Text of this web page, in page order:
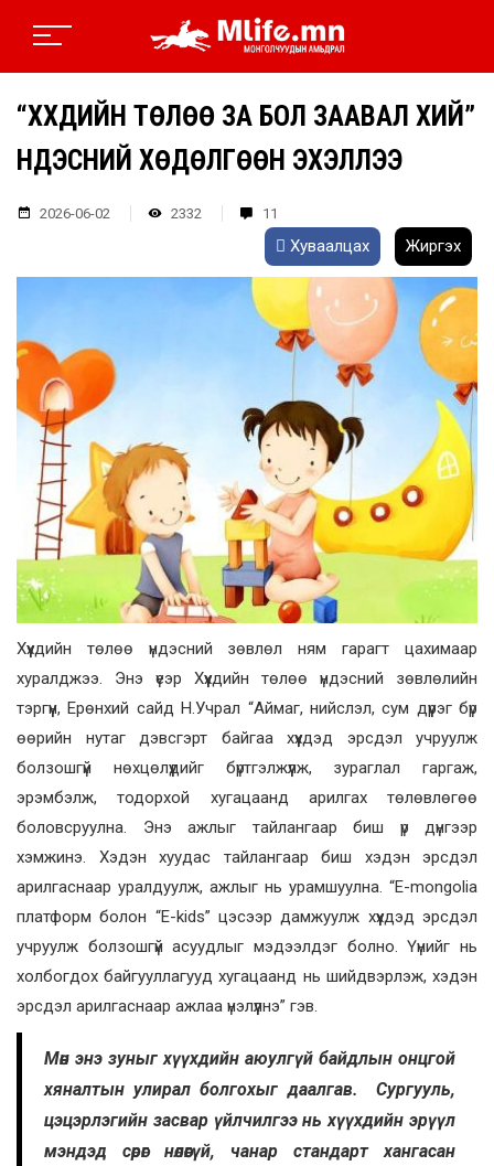
“ХҮҮХДИЙН ТӨЛӨӨ ЗА БОЛ ЗААВАЛ ХИЙ”
ҮНДЭСНИЙ ХӨДӨЛГӨӨН ЭХЭЛЛЭЭ
2026-06-02 2332 11
Хуваалцах Жиргэх
Хүүхдийн төлөө үндэсний зөвлөл ням гарагт цахимаар
хуралджээ. Энэ үеэр Хүүхдийн төлөө үндэсний зөвлөлийн
тэргүүн, Ерөнхий сайд Н.Учрал “Аймаг, нийслэл, сум дүүрэг бүр
өөрийн нутаг дэвсгэрт байгаа хүүхдэд эрсдэл учруулж
болзошгүй нөхцөлүүдийг бүртгэлжүүлж, зураглал гаргаж,
эрэмбэлж, тодорхой хугацаанд арилгах төлөвлөгөө
боловсруулна. Энэ ажлыг тайлангаар биш үр дүнгээр
хэмжинэ. Хэдэн хуудас тайлангаар биш хэдэн эрсдэл
арилгаснаар уралдуулж, ажлыг нь урамшуулна. “E-mongolia
платформ болон “E-kids” цэсээр дамжуулж хүүхдэд эрсдэл
учруулж болзошгүй асуудлыг мэдээлдэг болно. Үүнийг нь
холбогдох байгууллагууд хугацаанд нь шийдвэрлэж, хэдэн
эрсдэл арилгаснаар ажлаа үнэлүүлнэ” гэв.
Мөн энэ зуныг хүүхдийн аюулгүй байдлын онцгой
хяналтын улирал болгохыг даалгав. Сургууль,
цэцэрлэгийн засвар үйлчилгээ нь хүүхдийн эрүүл
мэндэд сөрөг нөлөөгүй, чанар стандарт хангасан